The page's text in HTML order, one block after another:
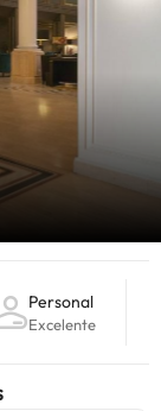
Personal
Excelente